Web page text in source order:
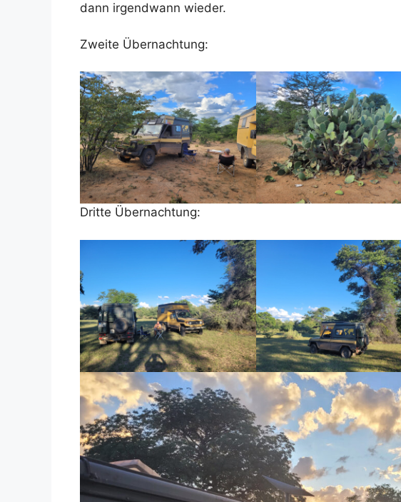
dann irgendwann wieder.
Zweite Übernachtung:
Dritte Übernachtung: